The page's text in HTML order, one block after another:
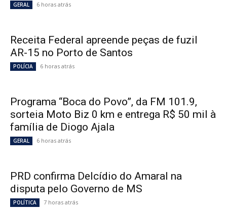
GERAL 6 horas atrás
Receita Federal apreende peças de fuzil
AR-15 no Porto de Santos
POLÍCIA 6 horas atrás
Programa “Boca do Povo”, da FM 101.9,
sorteia Moto Biz 0 km e entrega R$ 50 mil à
família de Diogo Ajala
GERAL 6 horas atrás
PRD confirma Delcídio do Amaral na
disputa pelo Governo de MS
POLÍTICA 7 horas atrás